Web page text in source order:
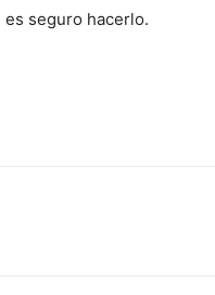
seguro hacerlo.